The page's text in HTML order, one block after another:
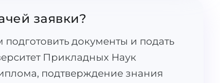
заявки?
документы и подать
Прикладных Наук
подтверждение знания